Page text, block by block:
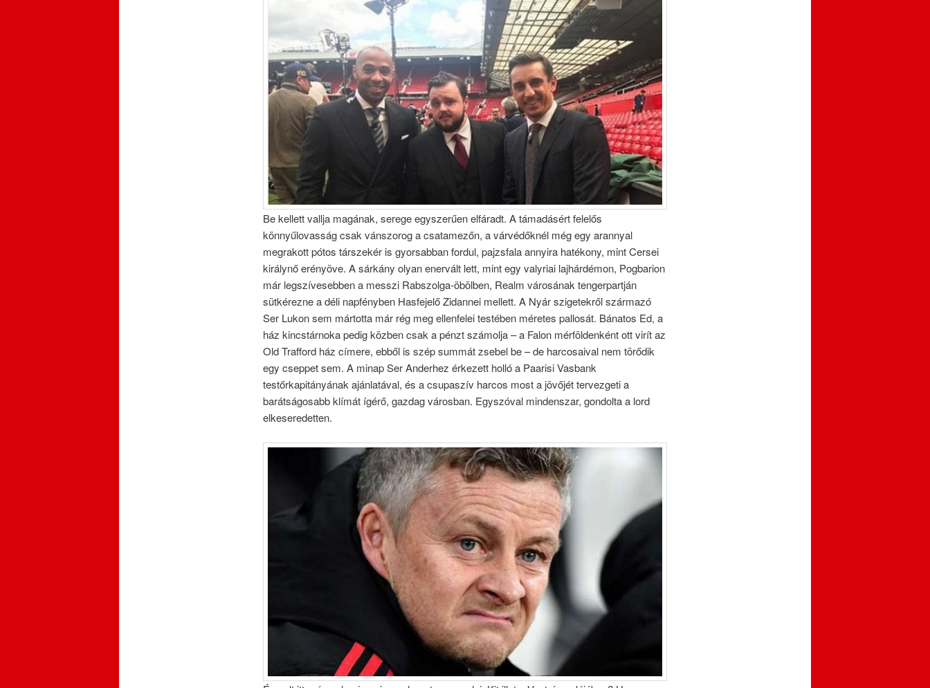
Be kellett vallja magának, serege egyszerűen elfáradt. A támadásért felelős
könnyűlovasság csak vánszorog a csatamezőn, a várvédőknél még egy arannyal
megrakott pótos társzekér is gyorsabban fordul, pajzsfala annyira hatékony, mint Cersei
királynő erényöve. A sárkány olyan enervált lett, mint egy valyriai lajhárdémon, Pogbarion
már legszívesebben a messzi Rabszolga-öbölben, Realm városának tengerpartján
sütkérezne a déli napfényben Hasfejelő Zidannei mellett. A Nyár szigetekről származó
Ser Lukon sem mártotta már rég meg ellenfelei testében méretes pallosát. Bánatos Ed, a
ház kincstárnoka pedig közben csak a pénzt számolja – a Falon mérföldenként ott virít az
Old Trafford ház címere, ebből is szép summát zsebel be – de harcosaival nem törődik
egy cseppet sem. A minap Ser Anderhez érkezett holló a Paarisi Vasbank
testőrkapitányának ajánlatával, és a csupaszív harcos most a jövőjét tervezgeti a
barátságosabb klímát ígérő, gazdag városban. Egyszóval mindenszar, gondolta a lord
elkeseredetten.